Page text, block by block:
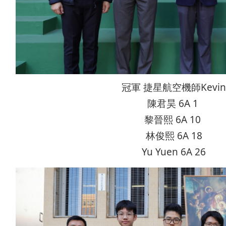
冠軍 捷星航空機師Kevin
陳君昊 6A 1
黎晉熙 6A 10
林俊熙 6A 18
Yu Yuen 6A 26